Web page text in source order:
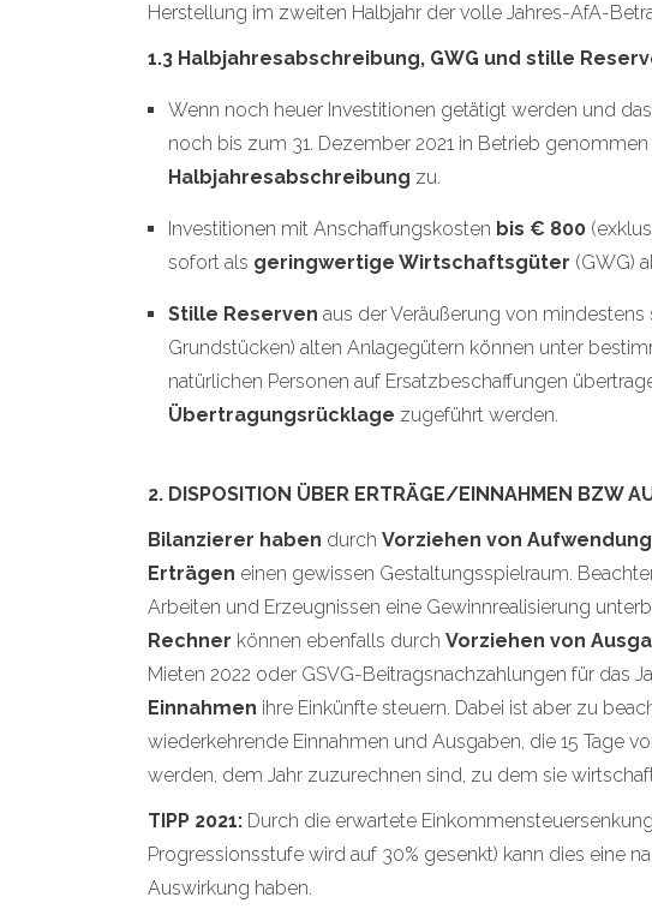
Herstellung im zweiten Halbjahr der volle Jahres-AfA-
1.3 Halbjahresabschreibung, GWG und stille
Wenn noch heuer Investitionen getätigt werden und
noch bis zum 31. Dezember 2021 in Betrieb
Halbjahresabschreibung zu.
Investitionen mit Anschaffungskosten bis € 800
sofort als geringwertige Wirtschaftsgüter (GWG)
Stille Reserven aus der Veräußerung von mindestens
Grundstücken) alten Anlagegütern können unter
natürlichen Personen auf Ersatzbeschaffungen
Übertragungsrücklage zugeführt werden.
2. DISPOSITION ÜBER ERTRÄGE/EINNAHMEN BZW
Bilanzierer haben durch Vorziehen von
Erträgen einen gewissen Gestaltungsspielraum.
Arbeiten und Erzeugnissen eine Gewinnrealisierung
Rechner können ebenfalls durch Vorziehen von
Mieten 2022 oder GSVG-Beitragsnachzahlungen für das
Einnahmen ihre Einkünfte steuern. Dabei ist aber zu
wiederkehrende Einnahmen und Ausgaben, die 15 Tage
werden, dem Jahr zuzurechnen sind, zu dem sie
TIPP 2021: Durch die erwartete
Progressionsstufe wird auf 30% gesenkt) kann dies eine
Auswirkung haben.